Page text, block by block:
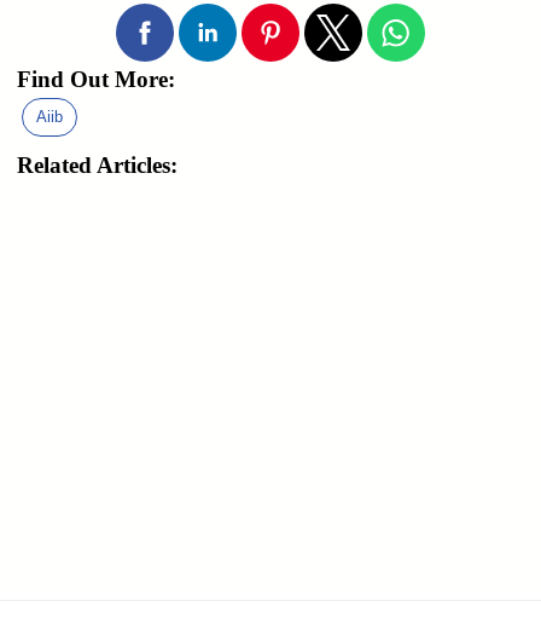
Find Out More:
Aiib
Related Articles: